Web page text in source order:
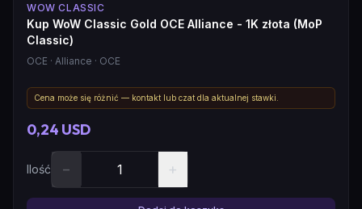
WOW CLASSIC
Kup WoW Classic Gold OCE Alliance - 1K złota (MoP
Classic)
OCE · Alliance · OCE
Cena może się różnić — kontakt lub czat dla aktualnej stawki.
0,24 USD
Ilość − +